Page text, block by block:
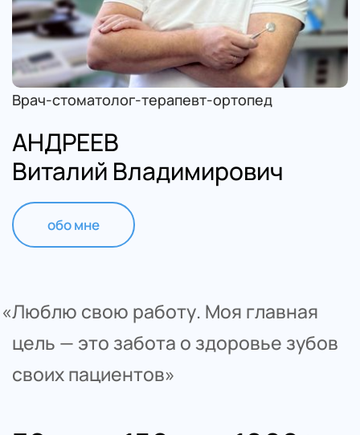
Врач-стоматолог-терапевт-ортопед
АНДРЕЕВ
Виталий Владимирович
обо мне
«Люблю свою работу. Моя главная
цель — это забота о здоровье зубов
своих пациентов»